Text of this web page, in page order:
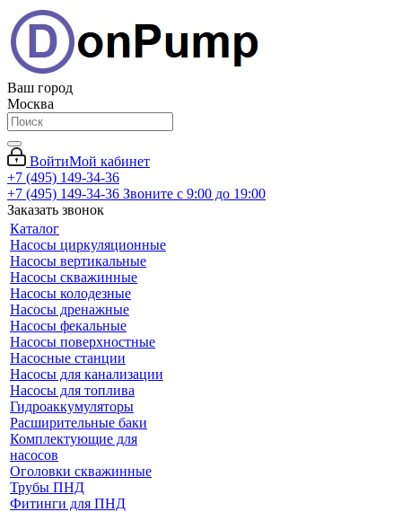
Ваш город
Москва
ВойтиМой кабинет
+7 (495) 149-34-36
+7 (495) 149-34-36 Звоните с 9:00 до 19:00
Заказать звонок
Каталог
Насосы циркуляционные
Насосы вертикальные
Насосы скважинные
Насосы колодезные
Насосы дренажные
Насосы фекальные
Насосы поверхностные
Насосные станции
Насосы для канализации
Насосы для топлива
Гидроаккумуляторы
Расширительные баки
Комплектующие для
насосов
Оголовки скважинные
Трубы ПНД
Фитинги для ПНД